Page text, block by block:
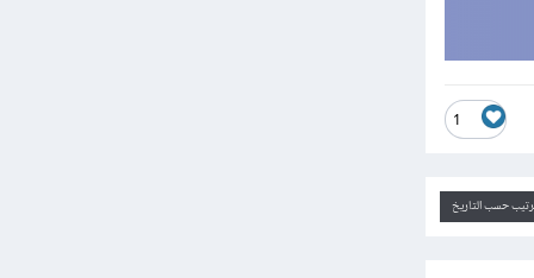
1
حسب التاريخ